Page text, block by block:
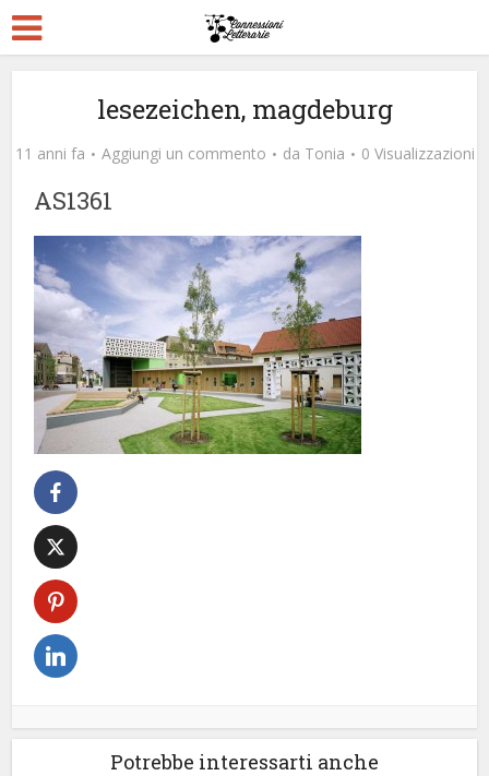
lesezeichen, magdeburg
11 anni fa Aggiungi un commento da Tonia 0 Visualizzazioni
AS1361
Potrebbe interessarti anche